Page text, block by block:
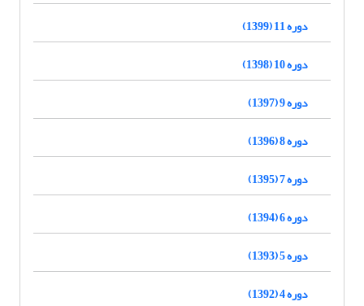
دوره 11 (1399)
دوره 10 (1398)
دوره 9 (1397)
دوره 8 (1396)
دوره 7 (1395)
دوره 6 (1394)
دوره 5 (1393)
دوره 4 (1392)